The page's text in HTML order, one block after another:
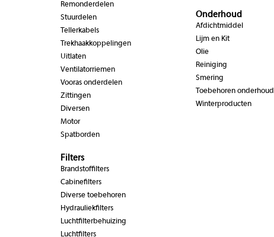
Remonderdelen
Stuurdelen
Tellerkabels
Trekhaakkoppelingen
Uitlaten
Ventilatorriemen
Vooras onderdelen
Zittingen
Diversen
Motor
Spatborden
Filters
Brandstoffilters
Cabinefilters
Diverse toebehoren
Hydrauliekfilters
Luchtfilterbehuizing
Luchtfilters
Onderhoud
Afdichtmiddel
Lijm en Kit
Olie
Reiniging
Smering
Toebehoren onderhoud
Winterproducten